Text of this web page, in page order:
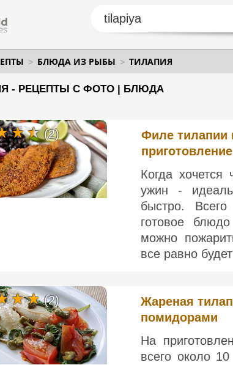
БЛЮДА ИЗ РЫБЫ ТИЛАПИЯ
- РЕЦЕПТЫ С ФОТО | БЛЮДА
Филе тилапии
приготовление
Когда
ужин -
быстро.
готовое
можно
все равно
(2)
Жареная
помидорами
На
всего около
(2)